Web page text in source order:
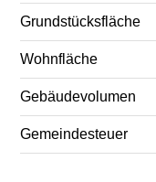
Grundstücksfläche
Wohnfläche
Gebäudevolumen
Gemeindesteuer